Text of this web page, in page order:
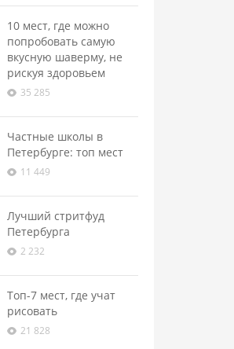
10 мест, где можно
попробовать самую
вкусную шаверму, не
рискуя здоровьем
35 285
Частные школы в
Петербурге: топ мест
11 449
Лучший стритфуд
Петербурга
2 232
Топ-7 мест, где учат
рисовать
21 828